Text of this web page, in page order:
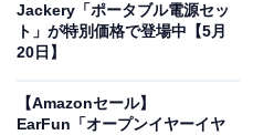
※本記事で紹介している商品の購入や
オールアバウトに還元されることがあ
Jackeryの「ポータブル
オフで登場
Jackery「ポータブル電源セッ
ト」が特別価格で登場中【5月
20日】
【Amazonセール】
EarFun「オープンイヤーイヤ